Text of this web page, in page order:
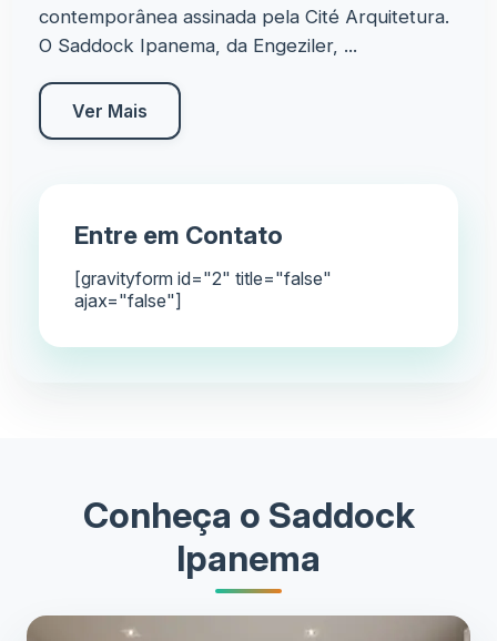
contemporânea assinada pela Cité Arquitetura.
O Saddock Ipanema, da Engeziler, ...
Ver Mais
Entre em Contato
[gravityform id="2" title="false"
ajax="false"]
Conheça o Saddock
Ipanema